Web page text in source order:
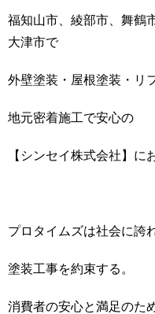
福知山市、綾部市、舞鶴
大津市で
外壁塗装・屋根塗装・リ
地元密着施工で安心の
【シンセイ株式会社】に
プロタイムズは社会に誇
塗装工事を約束する。
消費者の安心と満足のた